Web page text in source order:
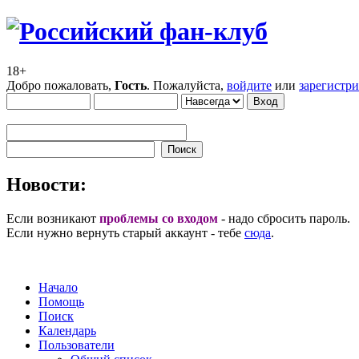
18+
Добро пожаловать, Гость. Пожалуйста, войдите или
Новости:
Если возникают проблемы со входом - надо сбросить пароль.
Если нужно вернуть старый аккаунт - тебе сюда.
Начало
Помощь
Поиск
Календарь
Пользователи